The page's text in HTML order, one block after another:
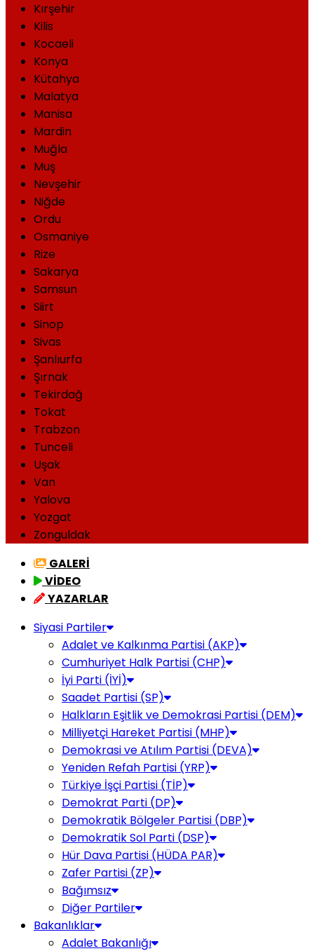
Kırşehir
Kilis
Kocaeli
Konya
Kütahya
Malatya
Manisa
Mardin
Muğla
Muş
Nevşehir
Niğde
Ordu
Osmaniye
Rize
Sakarya
Samsun
Siirt
Sinop
Sivas
Şanlıurfa
Şırnak
Tekirdağ
Tokat
Trabzon
Tunceli
Uşak
Van
Yalova
Yozgat
Zonguldak
GALERİ
VİDEO
YAZARLAR
Siyasi Partiler
Adalet ve Kalkınma Partisi (AKP)
Cumhuriyet Halk Partisi (CHP)
İyi Parti (İYİ)
Saadet Partisi (SP)
Halkların Eşitlik ve Demokrasi Partisi (DEM)
Milliyetçi Hareket Partisi (MHP)
Demokrasi ve Atılım Partisi (DEVA)
Yeniden Refah Partisi (YRP)
Türkiye İşçi Partisi (TİP)
Demokrat Parti (DP)
Demokratik Bölgeler Partisi (DBP)
Demokratik Sol Parti (DSP)
Hür Dava Partisi (HÜDA PAR)
Zafer Partisi (ZP)
Bağımsız
Diğer Partiler
Bakanlıklar
Adalet Bakanlığı